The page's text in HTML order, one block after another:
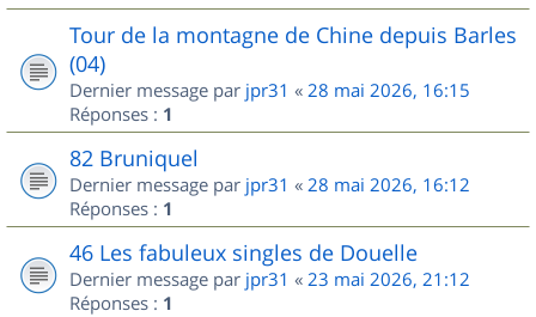
Tour de la montagne de Chine depuis Barles
(04)
Dernier message par jpr31 « 28 mai 2026, 16:15
Réponses : 1
82 Bruniquel
Dernier message par jpr31 « 28 mai 2026, 16:12
Réponses : 1
46 Les fabuleux singles de Douelle
Dernier message par jpr31 « 23 mai 2026, 21:12
Réponses : 1